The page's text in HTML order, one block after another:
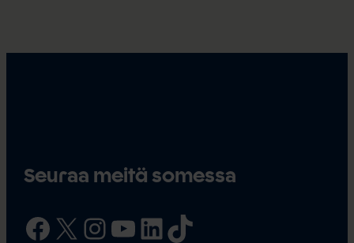
Seuraa meitä somessa
Facebook X InstagramYouTube LinkedIn TikTok